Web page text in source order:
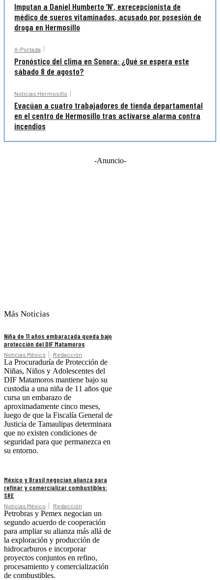
Imputan a Daniel Humberto ‘N’, exrecepcionista de
médico de sueros vitaminados, acusado por posesión de
droga en Hermosillo
X-Portada
Pronóstico del clima en Sonora: ¿Qué se espera este
sábado 8 de agosto?
Noticias Hermosillo
Evacúan a cuatro trabajadores de tienda departamental
en el centro de Hermosillo tras activarse alarma contra
incendios
-Anuncio-
Más Noticias
Niña de 11 años embarazada queda bajo
protección del DIF Matamoros
Noticias México Redacción
La Procuraduría de Protección de
Niñas, Niños y Adolescentes del
DIF Matamoros mantiene bajo su
custodia a una niña de 11 años que
cursa un embarazo de
aproximadamente cinco meses,
luego de que la Fiscalía General de
Justicia de Tamaulipas determinara
que no existen condiciones de
seguridad para que permanezca en
su entorno.
México y Brasil negocian alianza para
refinar y comercializar combustibles:
SRE
Noticias México Redacción
Petrobras y Pemex negocian un
segundo acuerdo de cooperación
para ampliar su alianza más allá de
la exploración y producción de
hidrocarburos e incorporar
proyectos conjuntos en refino,
procesamiento y comercialización
de combustibles.